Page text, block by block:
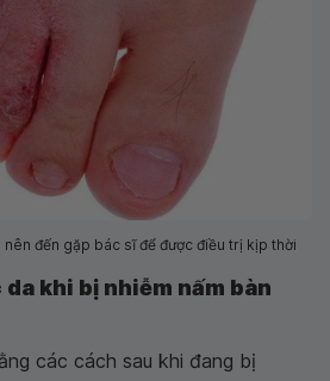
đến gặp bác sĩ để được điều trị kịp thời
khi bị nhiễm nấm bàn
các cách sau khi đang bị